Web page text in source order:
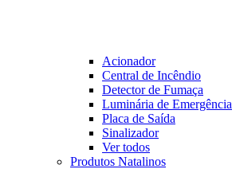
Acionador
Central de Incêndio
Detector de Fumaça
Luminária de Emergência
Placa de Saída
Sinalizador
Ver todos
Produtos Natalinos